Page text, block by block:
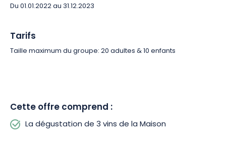
Du 01.01.2022 au 31.12.2023
Tarifs
Taille maximum du groupe: 20 adultes & 10 enfants
Cette offre comprend :
La dégustation de 3 vins de la Maison